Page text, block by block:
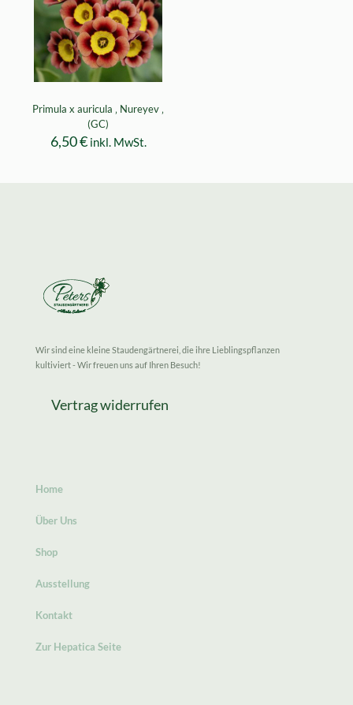
Primula x auricula ‚ Nureyev ‚
(GC)
6,50€ inkl. MwSt.
Wir sind eine kleine Staudengärtnerei, die ihre Lieblingspflanzen
kultiviert - Wir freuen uns auf Ihren Besuch!
Vertrag widerrufen
Home
Über Uns
Shop
Ausstellung
Kontakt
Zur Hepatica Seite